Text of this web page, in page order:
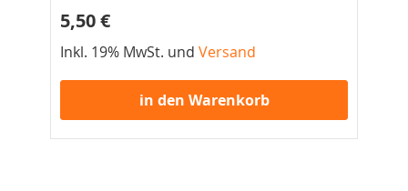
5,50 €
Inkl. 19% MwSt. und Versand
in den Warenkorb